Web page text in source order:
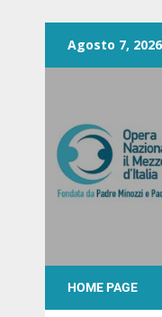
Agosto 7, 2026
HOME PAGE